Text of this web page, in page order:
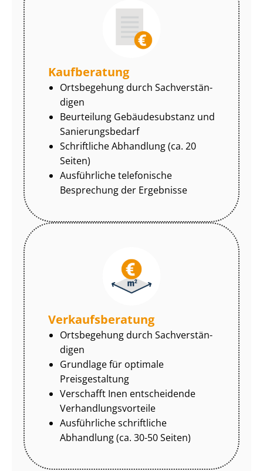
Kaufberatung
Ortsbegehung durch Sach­ver­stän­
di­gen
Beurteilung Gebäudesubstanz und
Sa­nie­rungs­be­darf
Schriftliche Abhandlung (ca. 20
Seiten)
Ausführliche telefonische
Besprechung der Ergebnisse
Ver­kaufs­be­ra­tung
Ortsbegehung durch Sach­ver­stän­
di­gen
Grundlage für optimale
Preisgestaltung
Verschafft Inen entscheidende
Ver­hand­lungs­vor­tei­le
Ausführliche schriftliche
Abhandlung (ca. 30-50 Seiten)